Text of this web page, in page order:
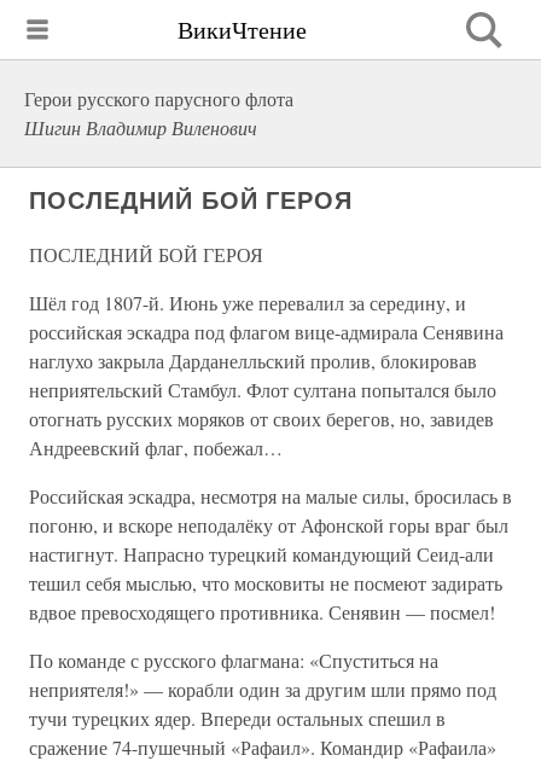
ВикиЧтение
Герои русского парусного флота
Шигин Владимир Виленович
ПОСЛЕДНИЙ БОЙ ГЕРОЯ
ПОСЛЕДНИЙ БОЙ ГЕРОЯ
Шёл год 1807-й. Июнь уже перевалил за середину, и
российская эскадра под флагом вице-адмирала Сенявина
наглухо закрыла Дарданелльский пролив, блокировав
неприятельский Стамбул. Флот султана попытался было
отогнать русских моряков от своих берегов, но, завидев
Андреевский флаг, побежал…
Российская эскадра, несмотря на малые силы, бросилась в
погоню, и вскоре неподалёку от Афонской горы враг был
настигнут. Напрасно турецкий командующий Сеид-али
тешил себя мыслью, что московиты не посмеют задирать
вдвое превосходящего противника. Сенявин — посмел!
По команде с русского флагмана: «Спуститься на
неприятеля!» — корабли один за другим шли прямо под
тучи турецких ядер. Впереди остальных спешил в
сражение 74-пушечный «Рафаил». Командир «Рафаила»